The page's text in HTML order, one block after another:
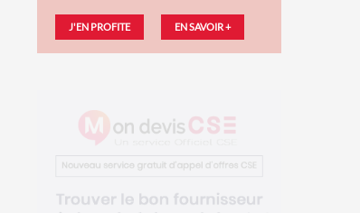
J'EN PROFITE EN SAVOIR +